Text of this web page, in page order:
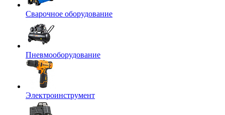
Сварочное оборудование
Пневмооборудование
Электроинструмент